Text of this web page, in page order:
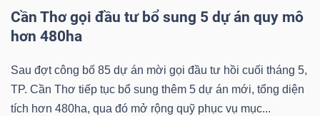
Cần Thơ gọi đầu tư bổ sung 5 dự án quy mô
hơn 480ha
Sau đợt công bố 85 dự án mời gọi đầu tư hồi cuối tháng 5,
TP. Cần Thơ tiếp tục bổ sung thêm 5 dự án mới, tổng diện
tích hơn 480ha, qua đó mở rộng quỹ phục vụ mục...